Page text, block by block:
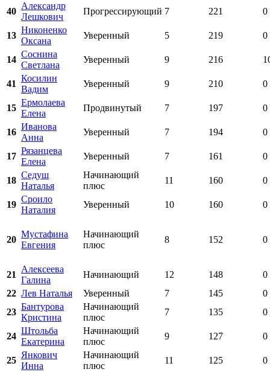
40
Александр
Лешкович
Прогрессирующий 7 221 0
13
Никоненко
Оксана
Уверенный 5 219 0
14
Соснина
Светлана
Уверенный 9 216
41
Косилин
Вадим
Уверенный 9 210 0
15
Ермолаева
Елена
Продвинутый 7 197 0
16
Иванова
Анна
Уверенный 7 194 0
17
Рязанцева
Елена
Уверенный 7 161 0
18
Седуш
Наталья
Начинающий
плюс
11 160 0
19
Сроило
Наталия
Уверенный 10 160 0
20
Мустафина
Евгения
Начинающий
плюс
8 152 0
21
Алексеева
Галина
Начинающий 12 148
0
22 Лев Наталья Уверенный 7 145
0
23
Бантурова
Кристина
Начинающий
плюс
7 135 0
24
Штольба
Екатерина
Начинающий
плюс
9 127 0
25
Янкович
Инна
Начинающий
плюс
11 125 0